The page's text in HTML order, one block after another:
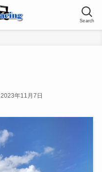
Search
2023年11月7日